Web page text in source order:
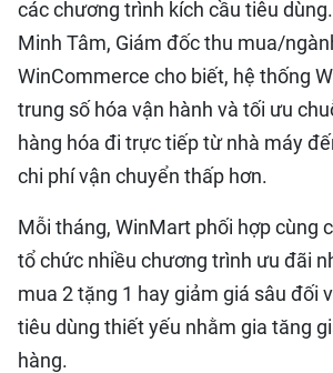
các chương trình kích cầu tiêu
Minh Tâm, Giám đốc thu mua/
WinCommerce cho biết, hệ thống
trung số hóa vận hành và tối ưu
hàng hóa đi trực tiếp từ nhà máy
chi phí vận chuyển thấp hơn.
Mỗi tháng, WinMart phối hợp cùng
tổ chức nhiều chương trình ưu đãi
mua 2 tặng 1 hay giảm giá sâu đối
tiêu dùng thiết yếu nhằm gia tăng
hàng.